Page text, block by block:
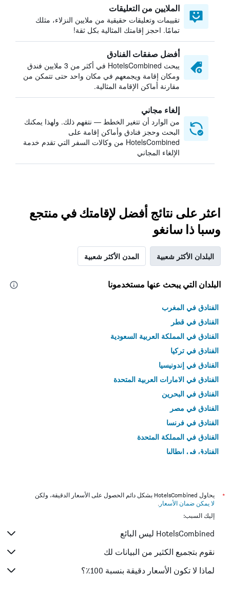
الملايين من التعليقات
تقييمات وتعليقات حقيقية من ملايين النزلاء، مثلك
تمامًا. احجز إقامتك المثالية بكل ثقة!
أفضل صفقات الفنادق
يبحث HotelsCombined في أكثر من 3 ملايين فندق
ومكان إقامة ويجمعهم في مكان واحد حتى تتمكن من
مقارنة أماكن الإقامة المثالية.
إلغاء مجاني
من الوارد أن تتغير الخطط — نتفهم ذلك. ولهذا يمكنك
البحث وحجز فنادق وأماكن إقامة على
HotelsCombined من وكالات السفر التي تقدم خدمة
الإلغاء المجاني
اعثر على نتائج أفضل لإقامتك في منتجع
وسبا ذا سانغو
البلدان الأكثر شعبية المدن الأكثر شعبية
البلدان التي يبحث عنها مستخدمونا
الفنادق في المغرب
الفنادق في قطر
الفنادق في المملكة العربية السعودية
الفنادق في تركيا
الفنادق في إندونيسيا
الفنادق في الامارات العربية المتحدة
الفنادق في البحرين
الفنادق في مصر
الفنادق في فرنسا
الفنادق في المملكة المتحدة
الفنادق في إيطاليا
*
يحاول HotelsCombined بشكل دائم الحصول على الأسعار الدقيقة، ولكن
لا يمكن ضمان الأسعار .
إليك السبب:
HotelsCombined ليس البائع
نقوم بتجميع الكثير من البيانات لك
لماذا لا تكون الأسعار دقيقة بنسبة 100٪؟